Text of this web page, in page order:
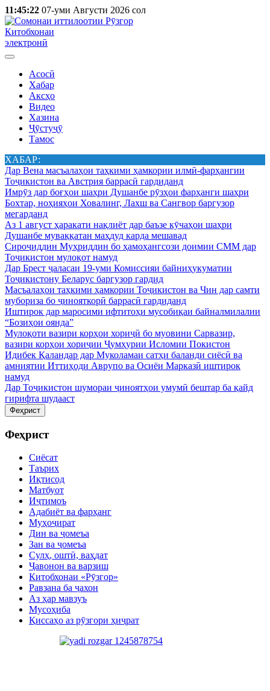
11:45:22 07-уми Августи 2026 сол
Китобхонаи
электронӣ
Асосӣ
Хабар
Аксҳо
Видео
Хазина
Ҷӯстуҷӯ
Тамос
ХАБАР:
Дар Вена масъалаҳои таҳкими ҳамкории илмӣ-фарҳангии
Тоҷикистон ва Австрия баррасӣ гардиданд
Имрӯз дар боғҳои шаҳри Душанбе рӯзҳои фарҳанги шаҳри
Бохтар, ноҳияҳои Ховалинг, Лахш ва Сангвор баргузор
мегарданд
Аз 1 август ҳаракати нақлиёт дар баъзе кӯчаҳои шаҳри
Душанбе муваққатан маҳдуд карда мешавад
Сироҷиддин Муҳриддин бо ҳамоҳангсози доимии СММ дар
Тоҷикистон мулоқот намуд
Дар Брест ҷаласаи 19-уми Комиссияи байниҳукуматии
Тоҷикистону Беларус баргузор гардид
Масъалаҳои таҳкими ҳамкории Тоҷикистон ва Чин дар самти
мубориза бо ҷинояткорӣ баррасӣ гардиданд
Иштирок дар маросими ифтитоҳи мусобиқаи байналмилалии
“Бозиҳои оянда”
Мулоқоти вазири корҳои хориҷӣ бо муовини Сарвазир,
вазири корҳои хориҷии Ҷумҳурии Исломии Покистон
Идибек Қаландар дар Муколамаи сатҳи баланди сиёсӣ ва
амниятии Иттиҳоди Аврупо ва Осиёи Марказӣ иштирок
намуд
Дар Тоҷикистон шумораи ҷиноятҳои умумӣ бештар ба қайд
гирифта шудааст
Феҳрист
Феҳрист
Сиёсат
Таърих
Иқтисод
Матбуот
Иҷтимоъ
Адабиёт ва фарҳанг
Муҳоҷират
Дин ва ҷомеъа
Зан ва ҷомеъа
Сулҳ, оштӣ, ваҳдат
Ҷавонон ва варзиш
Китобхонаи «Рӯзгор»
Равзана ба ҷахон
Аз ҳар мавзуъ
Мусоҳиба
Қиссаҳо аз рӯзгори ҳиҷрат